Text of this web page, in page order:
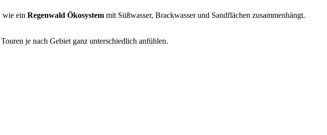
wie ein Regenwald Ökosystem mit Süßwasser, Brackwasser und Sandflächen zusammenhängt.
je nach Gebiet ganz unterschiedlich anfühlen.